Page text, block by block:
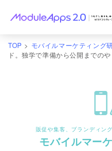
TOP > モバイルマーケティング
ド。独学で準備から公開までの
販促や集客、ブランディン
モバイルマー